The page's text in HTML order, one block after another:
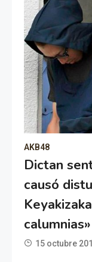
AKB48
Dictan
causó
calumnias»
15 octubre